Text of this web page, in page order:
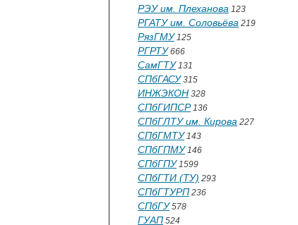
РЭУ им. Плеханова 123
РГАТУ им. Соловьёва 219
РязГМУ125
РГРТУ666
СамГТУ131
СПбГАСУ315
ИНЖЭКОН 328
СПбГИПСР136
СПбГЛТУ им. Кирова 227
СПбГМТУ143
СПбГПМУ146
СПбГПУ1599
СПбГТИ (ТУ) 293
СПбГТУРП 236
СПбГУ578
ГУАП 524